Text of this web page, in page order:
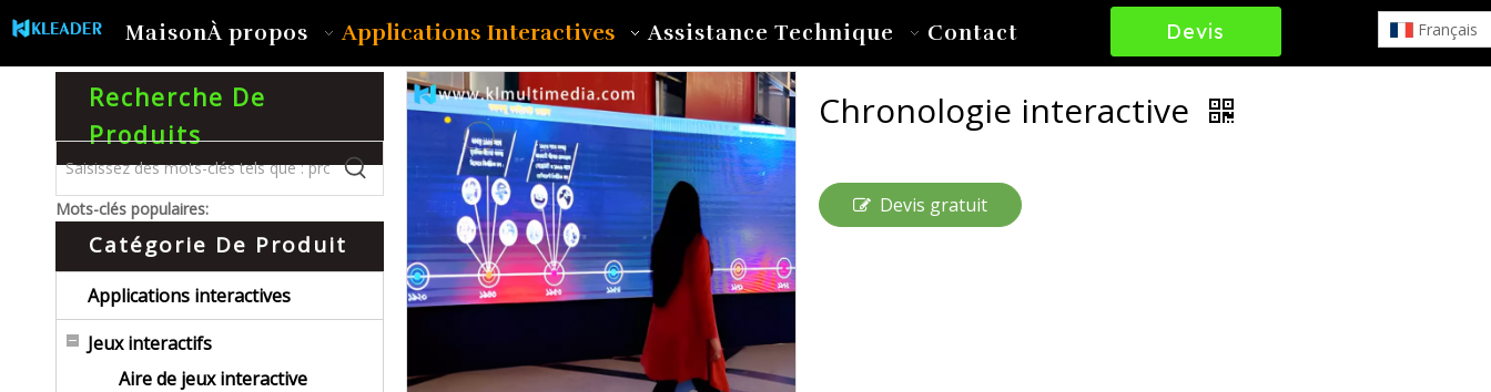
MaisonÀ propos Applications Interactives Assistance Technique Contact
Devis
Français
Recherche De
Produits
Mots-clés populaires:
Catégorie De Produit
Applications interactives
Jeux interactifs
Aire de jeux interactive
Chronologie interactive
Devis gratuit